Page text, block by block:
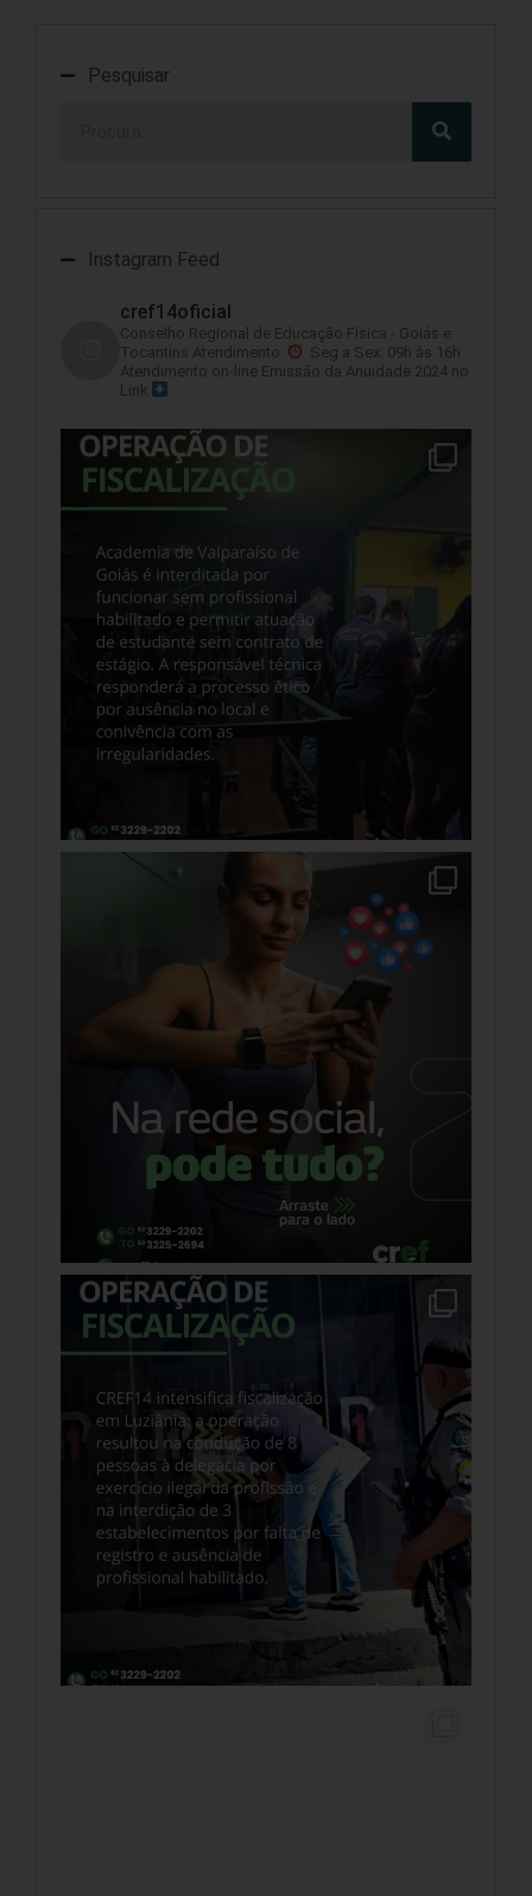
Pesquisar
Instagram Feed
cref14oficial
Conselho Regional de Educação Física - Goiás e
Tocantins Atendimento:
Seg a Sex: 09h às 16h
Atendimento on-line Emissão da Anuidade 2024 no
Link